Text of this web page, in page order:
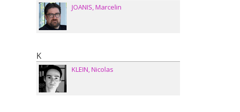
JOANIS Marcelin
K
KLEIN Nicolas